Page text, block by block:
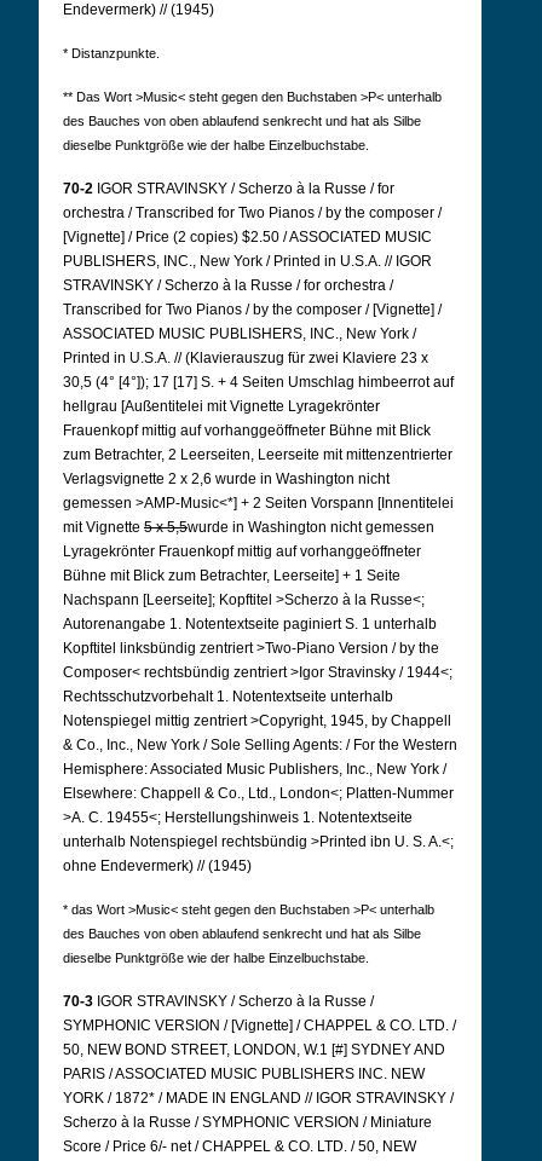
Endevermerk) // (1945)
* Distanzpunkte.
** Das Wort >Music< steht gegen den Buchstaben >P< unterhalb
des Bauches von oben ablaufend senkrecht und hat als Silbe
dieselbe Punktgröße wie der halbe Einzelbuchstabe.
70-2 IGOR STRAVINSKY / Scherzo à la Russe / for
orchestra / Transcribed for Two Pianos / by the composer /
[Vignette] / Price (2 copies) $2.50 / ASSOCIATED MUSIC
PUBLISHERS, INC., New York / Printed in U.S.A. // IGOR
STRAVINSKY / Scherzo à la Russe / for orchestra /
Transcribed for Two Pianos / by the composer / [Vignette] /
ASSOCIATED MUSIC PUBLISHERS, INC., New York /
Printed in U.S.A. // (Klavierauszug für zwei Klaviere 23 x
30,5 (4° [4°]); 17 [17] S. + 4 Seiten Umschlag himbeerrot auf
hellgrau [Außentitelei mit Vignette Lyragekrönter
Frauenkopf mittig auf vorhanggeöffneter Bühne mit Blick
zum Betrachter, 2 Leerseiten, Leerseite mit mittenzentrierter
Verlagsvignette 2 x 2,6 wurde in Washington nicht
gemessen >AMP-Music<*] + 2 Seiten Vorspann [Innentitelei
mit Vignette 5 x 5,5wurde in Washington nicht gemessen
Lyragekrönter Frauenkopf mittig auf vorhanggeöffneter
Bühne mit Blick zum Betrachter, Leerseite] + 1 Seite
Nachspann [Leerseite]; Kopftitel >Scherzo à la Russe<;
Autorenangabe 1. Notentextseite paginiert S. 1 unterhalb
Kopftitel linksbündig zentriert >Two-Piano Version / by the
Composer< rechtsbündig zentriert >Igor Stravinsky / 1944<;
Rechtsschutzvorbehalt 1. Notentextseite unterhalb
Notenspiegel mittig zentriert >Copyright, 1945, by Chappell
& Co., Inc., New York / Sole Selling Agents: / For the Western
Hemisphere: Associated Music Publishers, Inc., New York /
Elsewhere: Chappell & Co., Ltd., London<; Platten-Nummer
>A. C. 19455<; Herstellungshinweis 1. Notentextseite
unterhalb Notenspiegel rechtsbündig >Printed ibn U. S. A.<;
ohne Endevermerk) // (1945)
* das Wort >Music< steht gegen den Buchstaben >P< unterhalb
des Bauches von oben ablaufend senkrecht und hat als Silbe
dieselbe Punktgröße wie der halbe Einzelbuchstabe.
70-3 IGOR STRAVINSKY / Scherzo à la Russe /
SYMPHONIC VERSION / [Vignette] / CHAPPEL & CO. LTD. /
50, NEW BOND STREET, LONDON, W.1 [#] SYDNEY AND
PARIS / ASSOCIATED MUSIC PUBLISHERS INC. NEW
YORK / 1872* / MADE IN ENGLAND // IGOR STRAVINSKY /
Scherzo à la Russe / SYMPHONIC VERSION / Miniature
Score / Price 6/- net / CHAPPEL & CO. LTD. / 50, NEW